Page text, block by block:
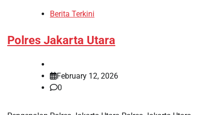
Berita Terkini
Polres Jakarta Utara
February 12, 2026
0